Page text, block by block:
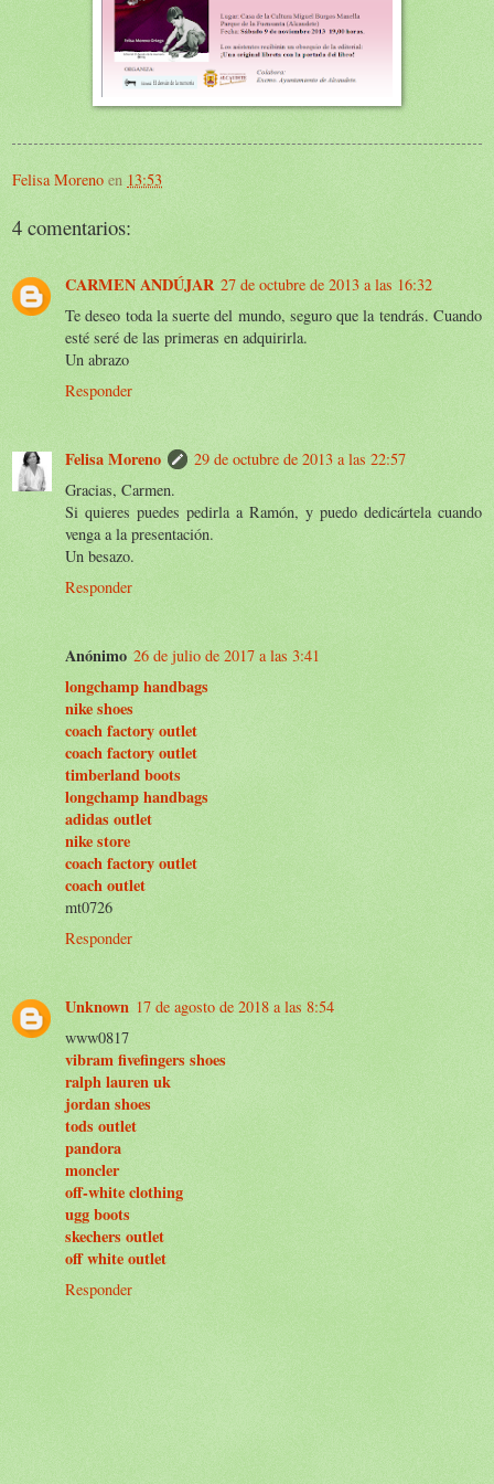
Felisa Moreno en 13:53
4 comentarios:
CARMEN ANDÚJAR 27 de octubre de 2013 a las 16:32
Te deseo toda la suerte del mundo, seguro que la tendrás. Cuando
esté seré de las primeras en adquirirla.
Un abrazo
Responder
Felisa Moreno
29 de octubre de 2013 a las 22:57
Gracias, Carmen.
Si quieres puedes pedirla a Ramón, y puedo dedicártela cuando
venga a la presentación.
Un besazo.
Responder
Anónimo 26 de julio de 2017 a las 3:41
longchamp handbags
nike shoes
coach factory outlet
coach factory outlet
timberland boots
longchamp handbags
adidas outlet
nike store
coach factory outlet
coach outlet
mt0726
Responder
Unknown 17 de agosto de 2018 a las 8:54
www0817
vibram fivefingers shoes
ralph lauren uk
jordan shoes
tods outlet
pandora
moncler
off-white clothing
ugg boots
skechers outlet
off white outlet
Responder